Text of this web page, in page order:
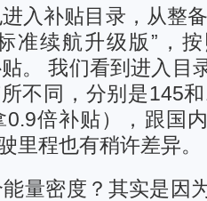
入补贴目录，从整
准续航升级版”，
。 我们看到进入目
不同，分别是145
0.9倍补贴），跟国
里程也有稍许差异。
量密度？其实是因